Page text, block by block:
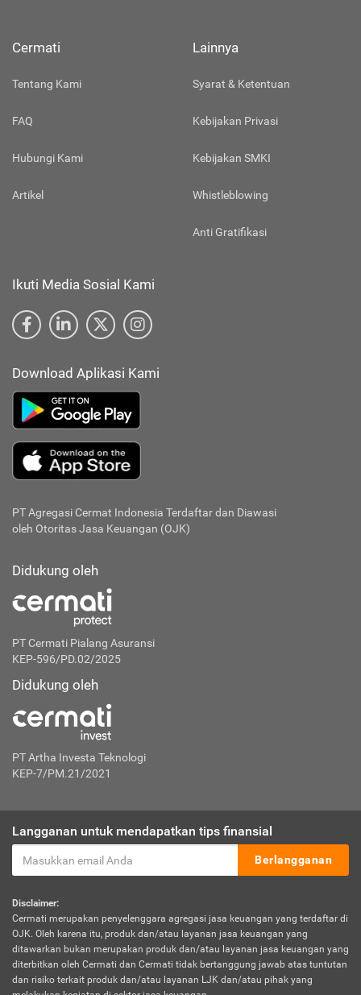
Cermati
Tentang Kami
FAQ
Hubungi Kami
Artikel
Lainnya
Syarat & Ketentuan
Kebijakan Privasi
Kebijakan SMKI
Whistleblowing
Anti Gratifikasi
Ikuti Media Sosial Kami
Download Aplikasi Kami
PT Agregasi Cermat Indonesia Terdaftar dan Diawasi
oleh Otoritas Jasa Keuangan (OJK)
Didukung oleh
PT Cermati Pialang Asuransi
KEP-596/PD.02/2025
Didukung oleh
PT Artha Investa Teknologi
KEP-7/PM.21/2021
Langganan untuk mendapatkan tips finansial
Berlangganan
Disclaimer:
Cermati merupakan penyelenggara agregasi jasa keuangan yang terdaftar di
OJK. Oleh karena itu, produk dan/atau layanan jasa keuangan yang
ditawarkan bukan merupakan produk dan/atau layanan jasa keuangan yang
diterbitkan oleh Cermati dan Cermati tidak bertanggung jawab atas tuntutan
dan risiko terkait produk dan/atau layanan LJK dan/atau pihak yang